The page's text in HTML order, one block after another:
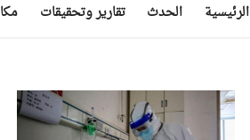
الرئيسية الحدث تقارير وتحقيقات